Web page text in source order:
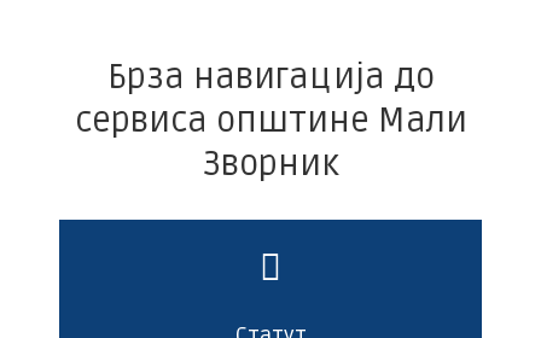
Брза навигација до
сервиса општине Мали
Зворник